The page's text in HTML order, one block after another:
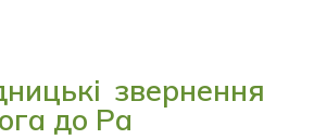
звернення
до Ра